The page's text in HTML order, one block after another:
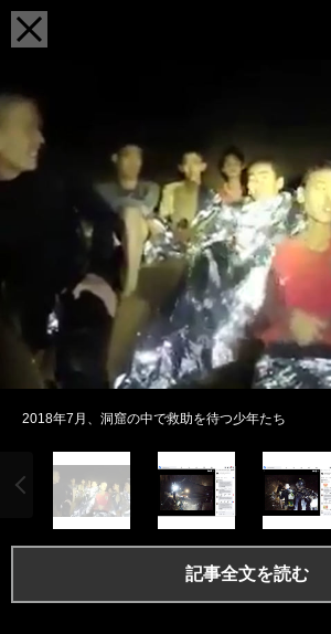
2018年7月、洞窟の中で救助を待つ少年たち
記事全文を読む